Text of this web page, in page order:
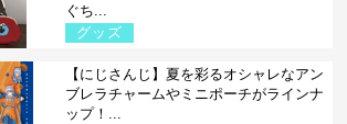
ぐち...
グッズ
【にじさんじ】夏を彩るオシャレなアン
ブレラチャームやミニポーチがラインナ
ップ！...